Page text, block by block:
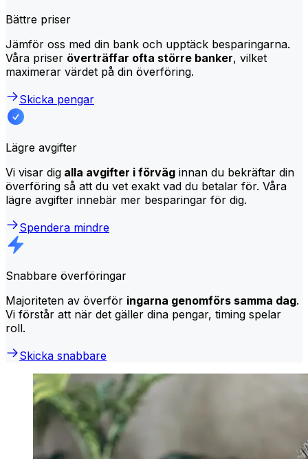
Bättre priser
Jämför oss med din bank och upptäck besparingarna.
Våra priser överträffar ofta större banker, vilket
maximerar värdet på din överföring.
Skicka pengar
Lägre avgifter
Vi visar dig alla avgifter i förväg innan du bekräftar din
överföring så att du vet exakt vad du betalar för. Våra
lägre avgifter innebär mer besparingar för dig.
Spendera mindre
Snabbare överföringar
Majoriteten av överför ingarna genomförs samma dag.
Vi förstår att när det gäller dina pengar, timing spelar
roll.
Skicka snabbare